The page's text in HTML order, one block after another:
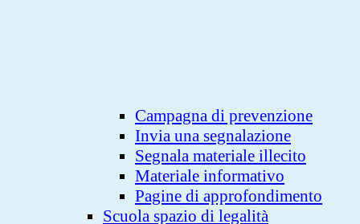
Campagna di prevenzione
Invia una segnalazione
Segnala materiale illecito
Materiale informativo
Pagine di approfondimento
Scuola spazio di legalità